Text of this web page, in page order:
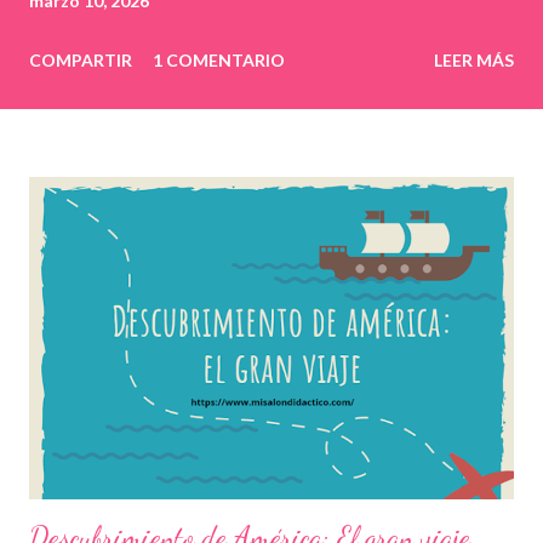
COMPARTIR 1 COMENTARIO LEER MÁS